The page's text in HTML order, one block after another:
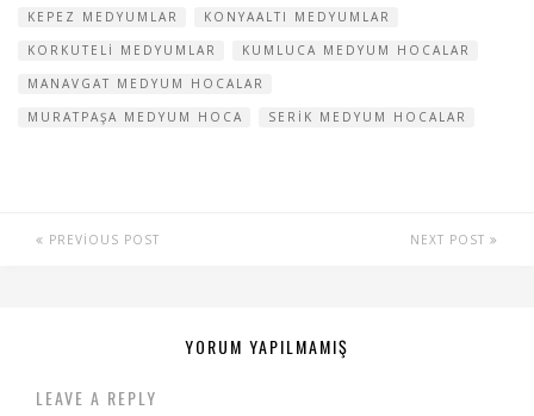
KEPEZ MEDYUMLAR
KONYAALTI MEDYUMLAR
KORKUTELI MEDYUMLAR
KUMLUCA MEDYUM HOCALAR
MANAVGAT MEDYUM HOCALAR
MURATPAŞA MEDYUM HOCA
SERIK MEDYUM HOCALAR
PREVIOUS POST NEXT POST
YORUM YAPILMAMIŞ
LEAVE A REPLY